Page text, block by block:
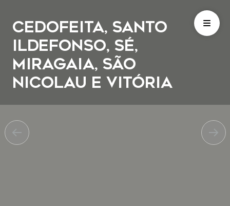
Cedofeita, Santo
Ildefonso, Sé,
Miragaia, São
Nicolau e Vitória